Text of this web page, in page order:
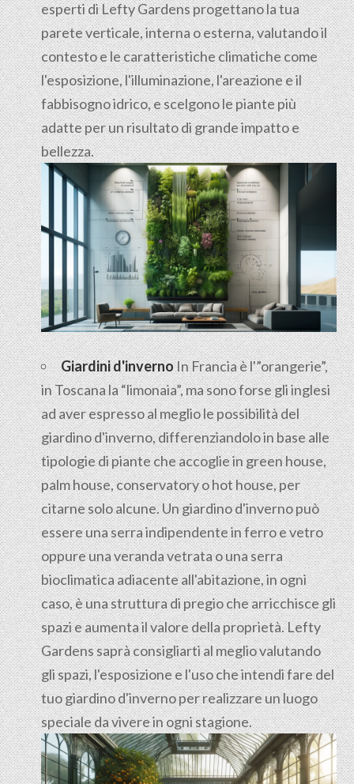
esperti di Lefty Gardens progettano la tua
parete verticale, interna o esterna, valutando il
contesto e le caratteristiche climatiche come
l'esposizione, l'illuminazione, l'areazione e il
fabbisogno idrico, e scelgono le piante più
adatte per un risultato di grande impatto e
bellezza.
Giardini d'invernoIn Francia è l'”orangerie”,
in Toscana la “limonaia”, ma sono forse gli inglesi
ad aver espresso al meglio le possibilità del
giardino d'inverno, differenziandolo in base alle
tipologie di piante che accoglie in green house,
palm house, conservatory o hot house, per
citarne solo alcune. Un giardino d'inverno può
essere una serra indipendente in ferro e vetro
oppure una veranda vetrata o una serra
bioclimatica adiacente all'abitazione, in ogni
caso, è una struttura di pregio che arricchisce gli
spazi e aumenta il valore della proprietà. Lefty
Gardens saprà consigliarti al meglio valutando
gli spazi, l'esposizione e l'uso che intendi fare del
tuo giardino d'inverno per realizzare un luogo
speciale da vivere in ogni stagione.